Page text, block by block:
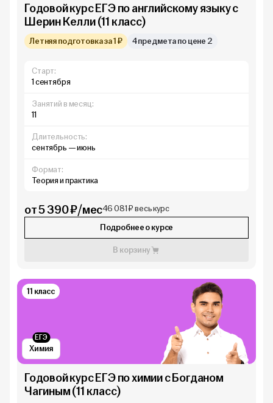
Годовой курс ЕГЭ по английскому языку с
Шерин Келли (11 класс)
Летняя подготовка за 1 ₽ 4 предмета по цене 2
Старт:
1 сентября
Занятий в месяц:
11
Длительность:
сентябрь — июнь
Формат:
Теория и практика
от 5 390 ₽/мес46 081 ₽ весь курс
Подробнее о курсе
В корзину
Химия
ЕГЭ
11 класс
Годовой курс ЕГЭ по химии с Богданом
Чагиным (11 класс)